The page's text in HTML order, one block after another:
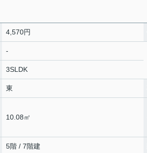
4,570円
-
3SLDK
東
10.08㎡
5階 / 7階建